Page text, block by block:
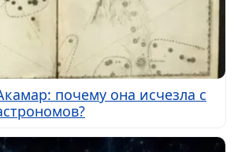
почему она исчезла с